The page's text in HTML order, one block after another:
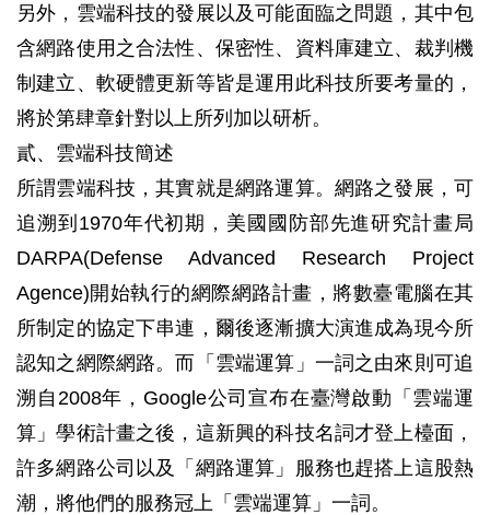
另外，雲端科技的發展以及可能面臨之問題，其中包
含網路使用之合法性、保密性、資料庫建立、裁判機
制建立、軟硬體更新等皆是運用此科技所要考量的，
將於第肆章針對以上所列加以研析。
貳、雲端科技簡述
所謂雲端科技，其實就是網路運算。網路之發展，可
追溯到1970年代初期，美國國防部先進研究計畫局
DARPA(Defense Advanced Research Project
Agence)開始執行的網際網路計畫，將數臺電腦在其
所制定的協定下串連，爾後逐漸擴大演進成為現今所
認知之網際網路。而「雲端運算」一詞之由來則可追
溯自2008年，Google公司宣布在臺灣啟動「雲端運
算」學術計畫之後，這新興的科技名詞才登上檯面，
許多網路公司以及「網路運算」服務也趕搭上這股熱
潮，將他們的服務冠上「雲端運算」一詞。